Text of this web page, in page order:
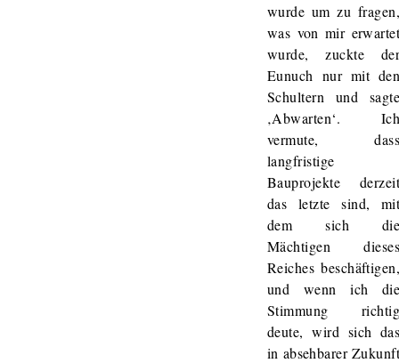
wurde um zu
was von mir
wurde, zuckte
Eunuch nur mit
Schultern und
‚Abwarten‘.
vermute,
langfristige
Bauprojekte
das letzte sind,
dem sich
Mächtigen
Reiches
und wenn ich
Stimmung
deute, wird sich
in absehbarer